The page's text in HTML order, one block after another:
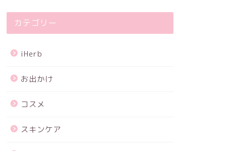
カテゴリー
iHerb
お出かけ
コスメ
スキンケア